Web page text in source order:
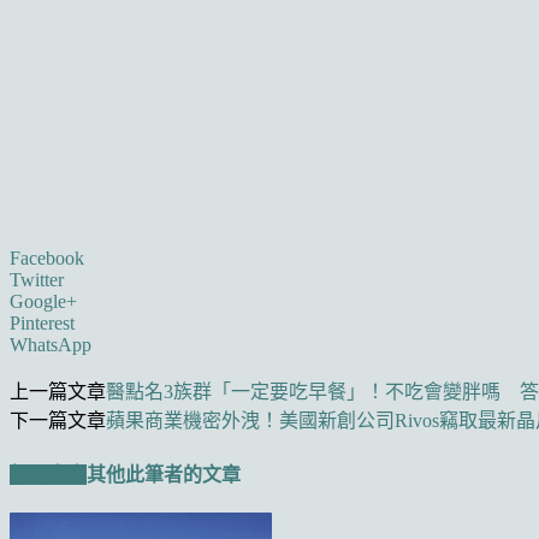
Facebook
Twitter
Google+
Pinterest
WhatsApp
上一篇文章醫點名3族群「一定要吃早餐」！不吃會變胖嗎
下一篇文章蘋果商業機密外洩！美國新創公司Rivos竊取最新晶
其他此筆者的文章